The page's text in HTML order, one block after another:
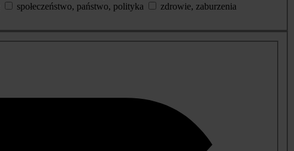
społeczeństwo, państwo, polityka
zdrowie, zaburzenia